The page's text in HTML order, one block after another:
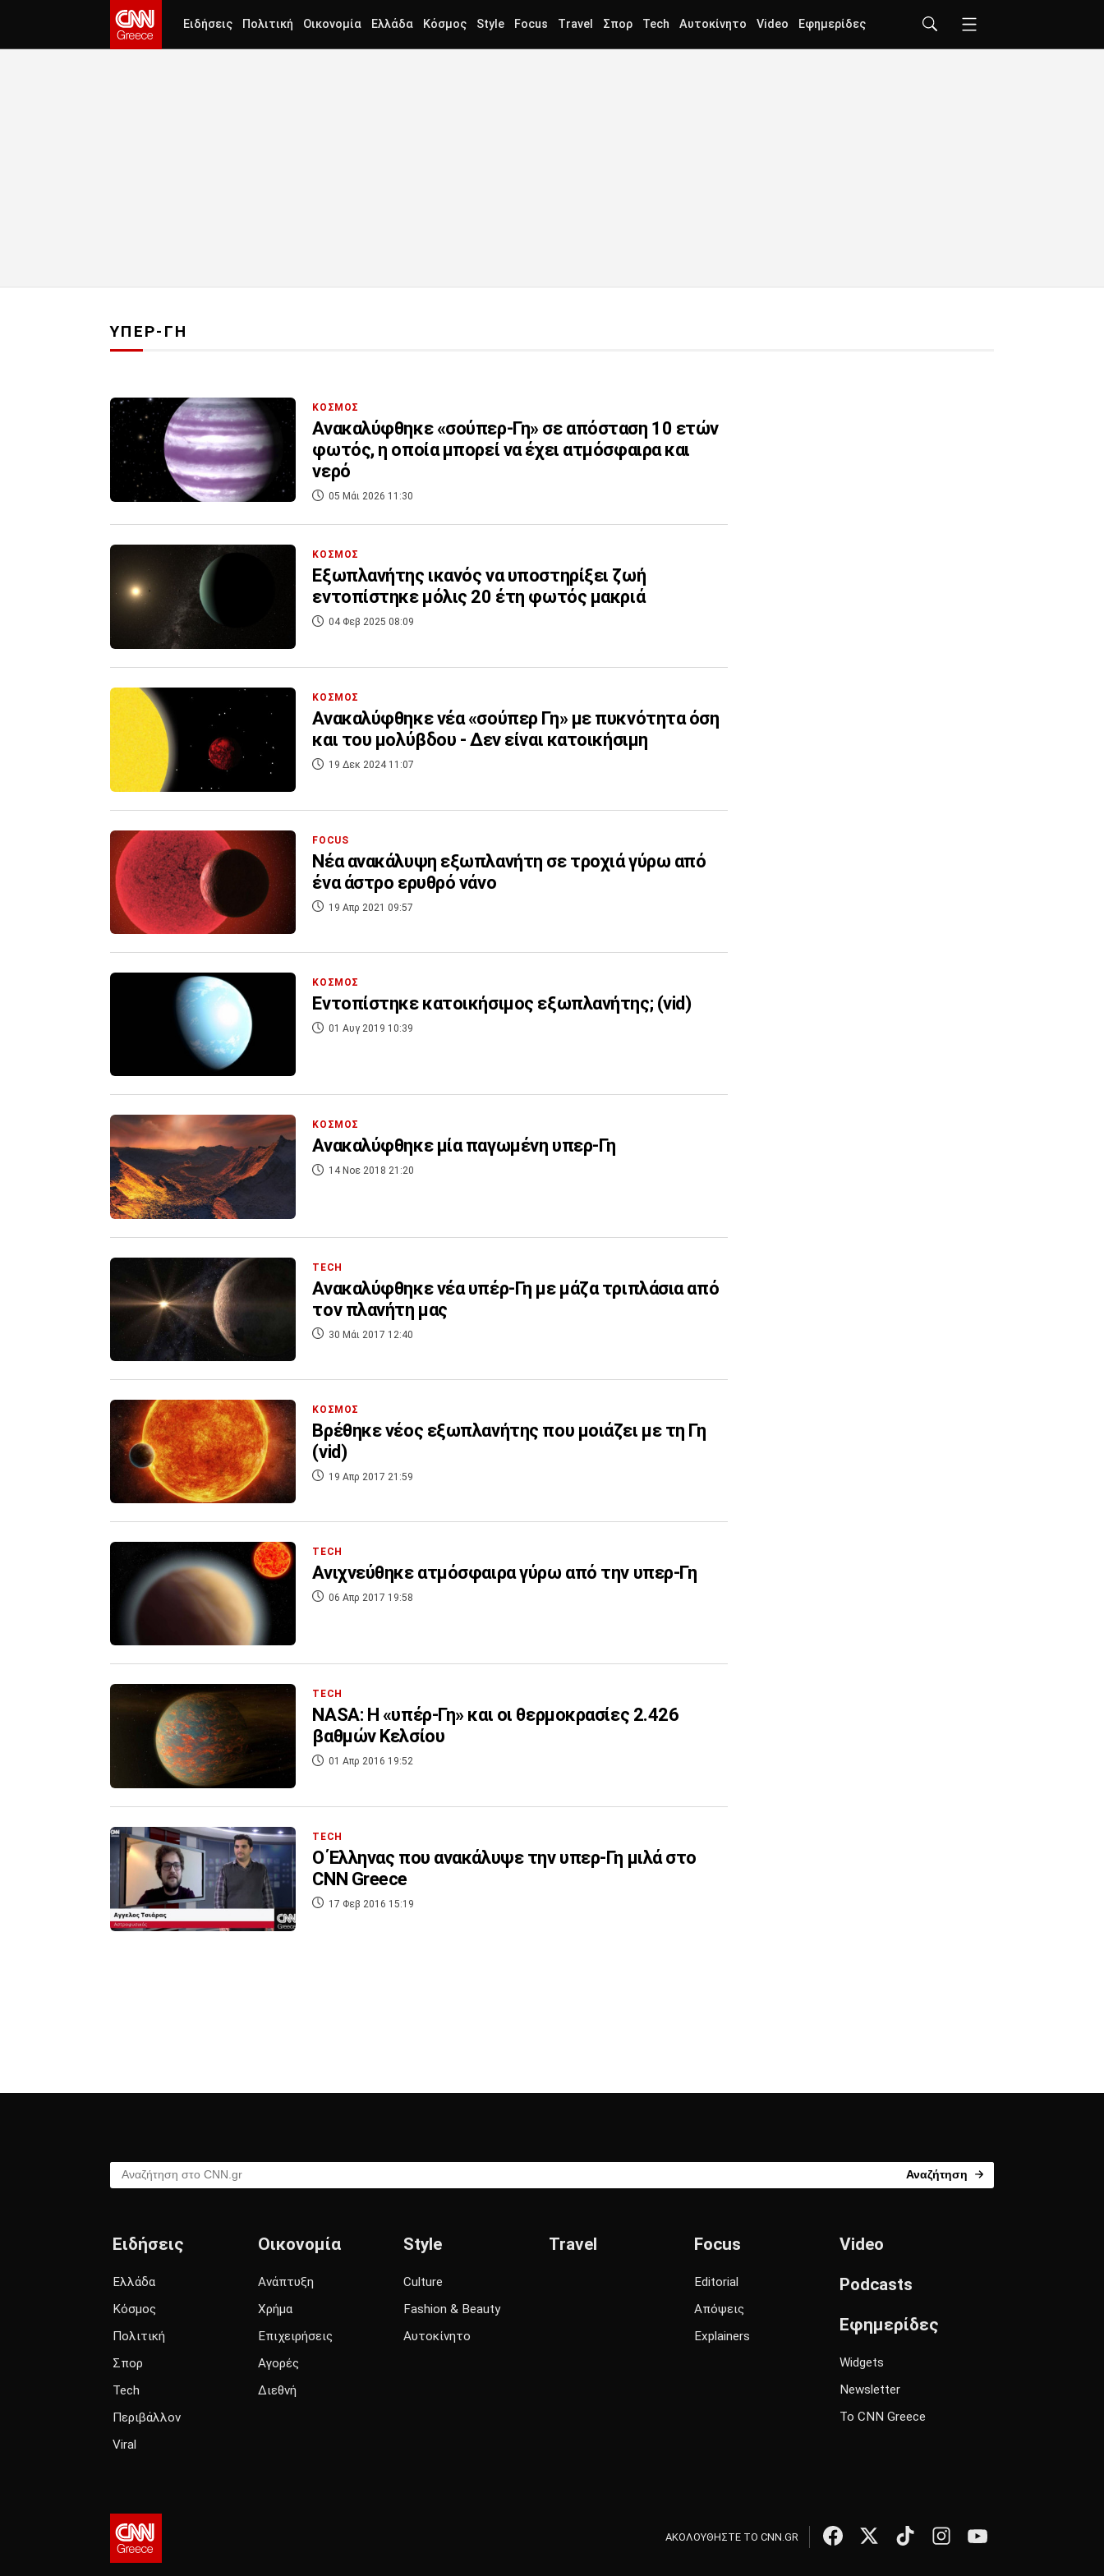
Ειδήσεις Πολιτική Οικονομία Ελλάδα Κόσμος Style Focus Travel Σπορ Tech Αυτοκίνητο Video Εφημερίδες
ΥΠΕΡ-ΓΗ
ΚΟΣΜΟΣ
Ανακαλύφθηκε «σούπερ-Γη» σε απόσταση 10 ετών
φωτός, η οποία μπορεί να έχει ατμόσφαιρα και
νερό
05 Μάι 2026 11:30
ΚΟΣΜΟΣ
Εξωπλανήτης ικανός να υποστηρίξει ζωή
εντοπίστηκε μόλις 20 έτη φωτός μακριά
04 Φεβ 2025 08:09
ΚΟΣΜΟΣ
Ανακαλύφθηκε νέα «σούπερ Γη» με πυκνότητα όση
και του μολύβδου - Δεν είναι κατοικήσιμη
19 Δεκ 2024 11:07
FOCUS
Νέα ανακάλυψη εξωπλανήτη σε τροχιά γύρω από
ένα άστρο ερυθρό νάνο
19 Απρ 2021 09:57
ΚΟΣΜΟΣ
Εντοπίστηκε κατοικήσιμος εξωπλανήτης; (vid)
01 Αυγ 2019 10:39
ΚΟΣΜΟΣ
Ανακαλύφθηκε μία παγωμένη υπερ-Γη
14 Νοε 2018 21:20
TECH
Ανακαλύφθηκε νέα υπέρ-Γη με μάζα τριπλάσια από
τον πλανήτη μας
30 Μάι 2017 12:40
ΚΟΣΜΟΣ
Βρέθηκε νέος εξωπλανήτης που μοιάζει με τη Γη
(vid)
19 Απρ 2017 21:59
TECH
Ανιχνεύθηκε ατμόσφαιρα γύρω από την υπερ-Γη
06 Απρ 2017 19:58
TECH
NASA: Η «υπέρ-Γη» και οι θερμοκρασίες 2.426
βαθμών Κελσίου
01 Απρ 2016 19:52
TECH
Ο Έλληνας που ανακάλυψε την υπερ-Γη μιλά στο
CNN Greece
17 Φεβ 2016 15:19
Αναζήτηση στο CNN.gr Αναζήτηση
Ειδήσεις
Ελλάδα
Κόσμος
Πολιτική
Σπορ
Tech
Περιβάλλον
Viral
Οικονομία
Ανάπτυξη
Χρήμα
Επιχειρήσεις
Αγορές
Διεθνή
Style
Culture
Fashion & Beauty
Αυτοκίνητο
Travel Focus
Editorial
Απόψεις
Explainers
Video
Podcasts
Εφημερίδες
Widgets
Newsletter
Το CNN Greece
ΑΚΟΛΟΥΘΗΣΤΕ ΤΟ CNN.GR